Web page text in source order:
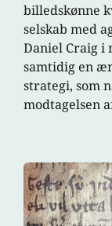
billedskønne
selskab med
Daniel Craig i
samtidig en
strategi, som
modtagelsen